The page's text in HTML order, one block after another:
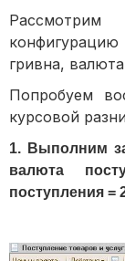
гривна,
Попробуем
курсовой
1. Выполним
валюта
поступления =